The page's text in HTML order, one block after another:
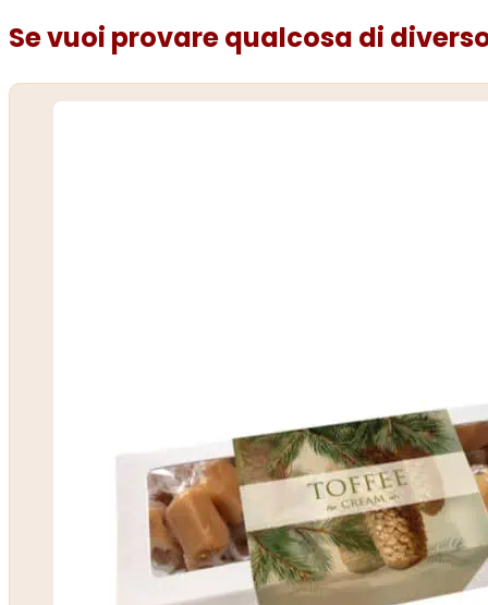
Se vuoi provare qualcosa di